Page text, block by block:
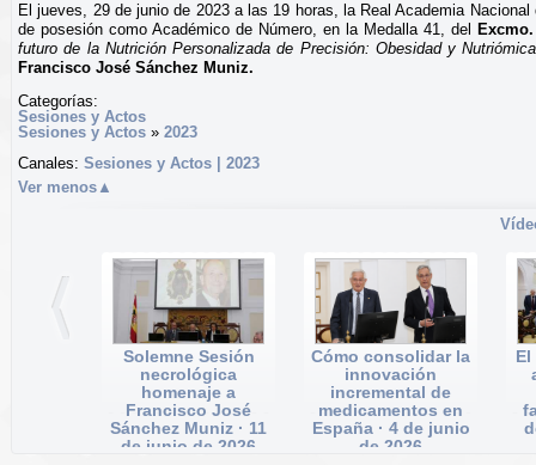
Ver menos ▲
El jueves, 29 de junio de 2023 a las 19 horas, la Real Academia
de posesión como Académico de Número, en la Medalla 41, del
futuro de la Nutrición Personalizada de Precisión: Obesidad y
Francisco José Sánchez Muniz.
Categorías:
Sesiones y Actos
Sesiones y Actos » 2023
Canales: Sesiones y Actos | 2023
Solemne Sesión
necrológica
homenaje a
Francisco José
Sánchez Muniz · 11
de junio de 2026
Cómo consolidar la
innovación
incremental de
medicamentos en
España · 4 de junio
de 2026